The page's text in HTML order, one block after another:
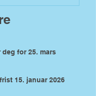
deg for 25. mars
15. januar 2026